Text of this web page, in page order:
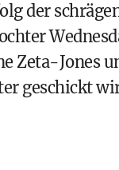
der
Zeta-Jones
geschickt